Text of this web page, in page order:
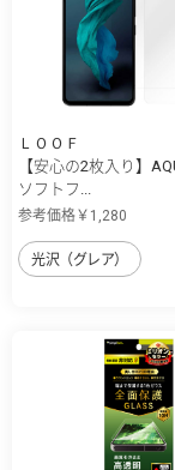
ＬＯＯＦ
【安心の2枚入り】
ソフトフ...
参考価格￥1,280
光沢（グレア）